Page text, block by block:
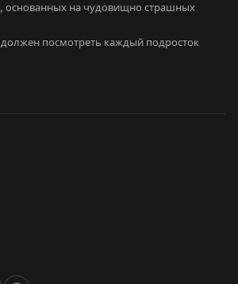
основанных на чудовищно страшных
посмотреть каждый подросток